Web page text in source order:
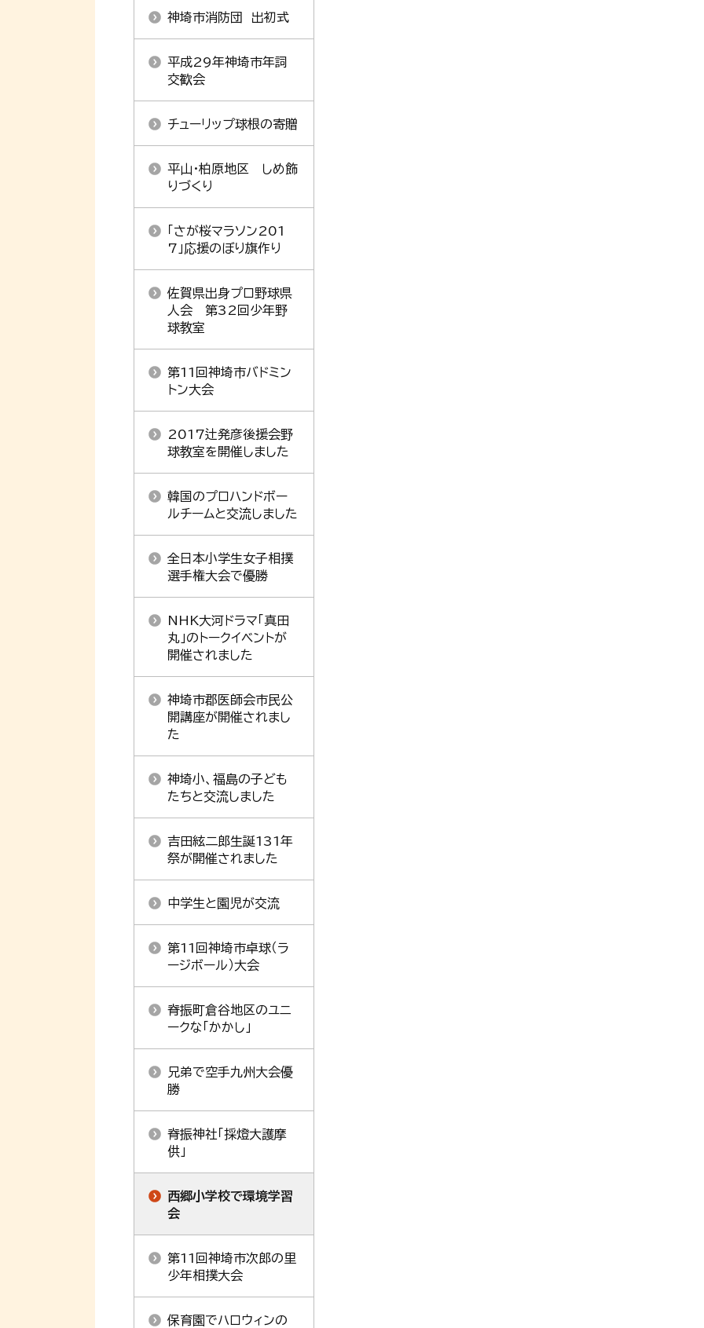
神埼市消防団 出初式
平成29年神埼市年詞
交歓会
チューリップ球根の寄贈
平山・柏原地区 しめ飾
りづくり
「さが桜マラソン201
7」応援のぼり旗作り
佐賀県出身プロ野球県
人会 第32回少年野
球教室
第11回神埼市バドミン
トン大会
2017辻発彦後援会野
球教室を開催しました
韓国のプロハンドボー
ルチームと交流しました
全日本小学生女子相撲
選手権大会で優勝
NHK大河ドラマ「真田
丸」のトークイベントが
開催されました
神埼市郡医師会市民公
開講座が開催されまし
た
神埼小、福島の子ども
たちと交流しました
吉田絃二郎生誕131年
祭が開催されました
中学生と園児が交流
第11回神埼市卓球（ラ
ージボール）大会
脊振町倉谷地区のユニ
ークな「かかし」
兄弟で空手九州大会優
勝
脊振神社「採燈大護摩
供」
西郷小学校で環境学習
会
第11回神埼市次郎の里
少年相撲大会
保育園でハロウィンの